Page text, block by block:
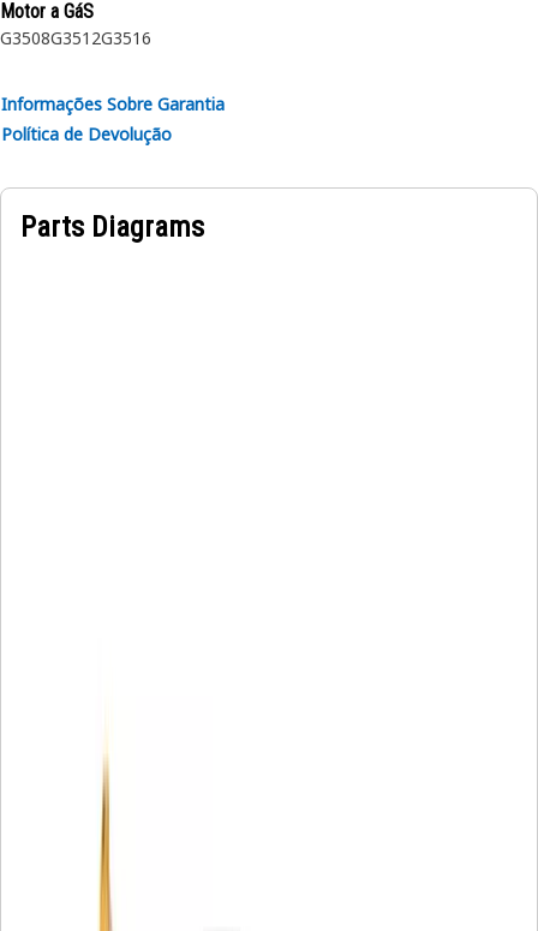
Motor a GáS
G3508G3512G3516
Informações Sobre Garantia
Política de Devolução
Parts Diagrams